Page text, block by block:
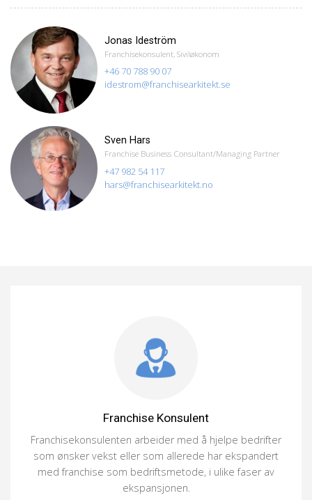
Jonas Ideström
Franchisekonsulent, Siviløkonom
+46 70 788 90 07
idestrom@franchisearkitekt.se
Sven Hars
Franchise Business Consultant/Managing Partner
+47 982 54 117
hars@franchisearkitekt.no
Franchise Konsulent
Franchisekonsulenten arbeider med å hjelpe bedrifter
som ønsker vekst eller som allerede har ekspandert
med franchise som bedriftsmetode, i ulike faser av
ekspansjonen.